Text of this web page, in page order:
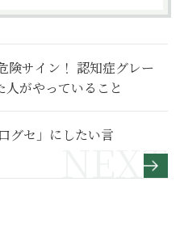
険サイン！ 認知症グレー
がやっていること
グセ」にしたい言